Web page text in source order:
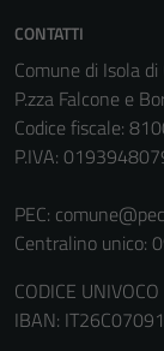
CONTATTI
Comune di Isola
P.zza Falcone e
Codice fiscale:
P.IVA:
PEC:
Centralino unico:
CODICE
IBAN: